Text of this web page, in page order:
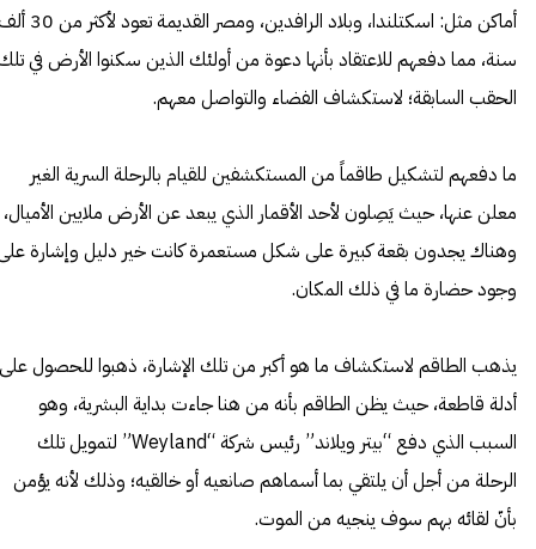
أماكن مثل: اسكتلندا، وبلاد الرافدين، ومصر القديمة
سنة، مما دفعهم للاعتقاد بأنها دعوة من أولئك الذين سكنوا الأرض في
الحقب السابقة؛ لاستكشاف الفضاء والتواصل معهم.
ما دفعهم لتشكيل طاقماً من المستكشفين للقيام بالرحلة السرية الغير
معلن عنها، حيث يَصِلون لأحد الأقمار الذي يبعد عن الأرض ملايين الأميال،
وهناك يجدون بقعة كبيرة على شكل مستعمرة كانت خير دليل وإشارة
وجود حضارة ما في ذلك المكان.
يذهب الطاقم لاستكشاف ما هو أكبر من تلك الإشارة، ذهبوا للحصول على
أدلة قاطعة، حيث يظن الطاقم بأنه من هنا جاءت بداية البشرية، وهو
السبب الذي دفع “بيتر ويلاند” رئيس شركة “Weyland” لتمويل تلك
الرحلة من أجل أن يلتقي بما أسماهم صانعيه أو خالقيه؛ وذلك لأنه يؤمن
بأنّ لقائه بهم سوف ينجيه من الموت.